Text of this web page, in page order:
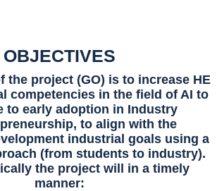
OBJECTIVES
the project (GO) is to increase HE
competencies in the field of AI to
to early adoption in Industry
to align with the
industrial goals using a
(from students to industry).
the project will in a timely
manner: